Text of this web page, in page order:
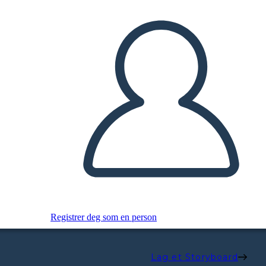
Registrer deg som en person
Lag et Storyboard